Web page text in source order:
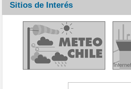
Sitios de Interés